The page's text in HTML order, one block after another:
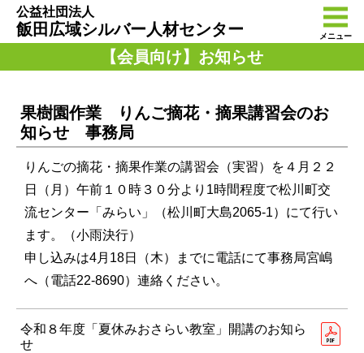
公益社団法人
飯田広域シルバー人材センター メニュー
【会員向け】お知らせ
果樹園作業 りんご摘花・摘果講習会のお
知らせ 事務局
りんごの摘花・摘果作業の講習会（実習）を４月２２
日（月）午前１０時３０分より1時間程度で松川町交
流センター「みらい」（松川町大島2065-1）にて行い
ます。（小雨決行）
申し込みは4月18日（木）までに電話にて事務局宮嶋
へ（電話22-8690）連絡ください。
令和８年度「夏休みおさらい教室」開講のお知ら
せ